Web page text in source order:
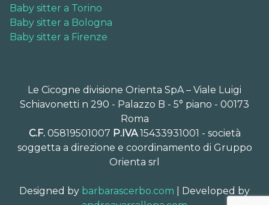
Baby sitter a Torino
Baby sitter a Bologna
Baby sitter a Firenze
Le Cicogne divisione Orienta SpA – Viale Luigi
Schiavonetti n 290 - Palazzo B - 5° piano - 00173
Roma
C.F.05819501007 P.IVA15433931001 - società
soggetta a direzione e coordinamento di Gruppo
Orienta srl
Designed by barbarascerbo.com | Developed by